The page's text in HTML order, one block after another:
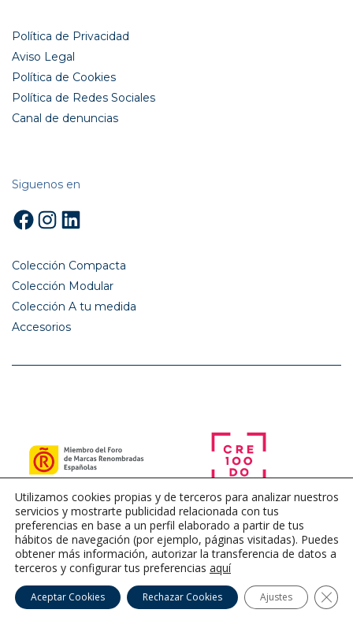
Política de Privacidad
Aviso Legal
Política de Cookies
Política de Redes Sociales
Canal de denuncias
Siguenos en
Facebook
Instagram
LinkedIn
Colección Compacta
Colección Modular
Colección A tu medida
Accesorios
Utilizamos cookies propias y de terceros para analizar nuestros
servicios y mostrarte publicidad relacionada con tus
preferencias en base a un perfil elaborado a partir de tus
hábitos de navegación (por ejemplo, páginas visitadas). Puedes
obtener más información, autorizar la transferencia de datos a
terceros y configurar tus preferencias aquí
Aceptar Cookies Rechazar Cookies Ajustes